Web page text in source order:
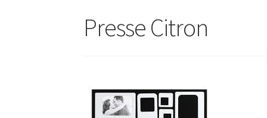
Presse Citron